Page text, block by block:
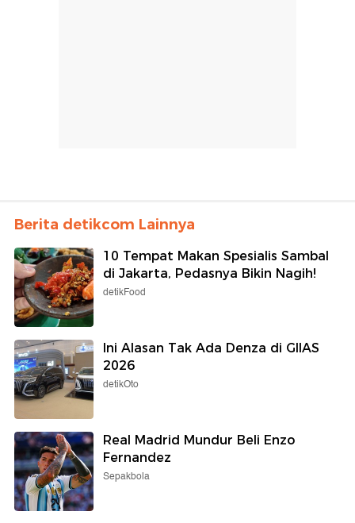
Berita detikcom Lainnya
10 Tempat Makan Spesialis Sambal
di Jakarta, Pedasnya Bikin Nagih!
detikFood
Ini Alasan Tak Ada Denza di GIIAS
2026
detikOto
Real Madrid Mundur Beli Enzo
Fernandez
Sepakbola